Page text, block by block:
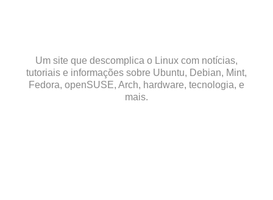
Um site que descomplica o Linux com notícias,
tutoriais e informações sobre Ubuntu, Debian, Mint,
Fedora, openSUSE, Arch, hardware, tecnologia, e
mais.